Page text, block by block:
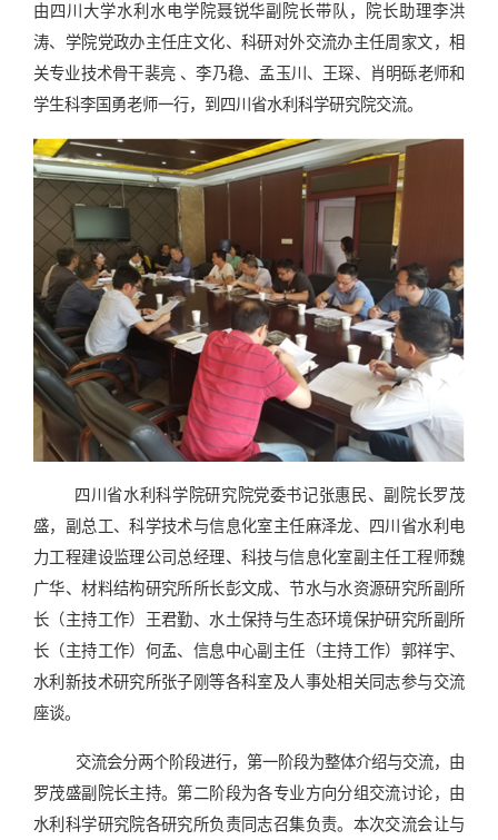
由 四川大学水利水电学院聂锐华副院长带队，院长助理李洪
涛、 学院党政办主任庄文化、科研对外交流办主任周家文，相
关专业技术骨干裴亮 、李乃稳、孟玉川、王琛、肖明砾老师和
学生科李国勇老师一行，到四川省水利科学研究院交流。
四川省水利科学院研究院党委书记张惠民、 副院长罗茂
盛，副总工、科学技术与信息化室主任麻泽龙、
四川省水利电
力工程建设监理公司总经理、科技与信息化室副主任工程师魏
广华、材料结构研究所所长彭文成、节水与水资源研究所副所
长（主持工作）王君勤、水土保持与生态环境保护研究所副所
长（主持工作）何孟、 信息中心副主任（主持工作）郭祥宇、
水利新技术研究所张子刚等各科室及人事处相关同志参与交流
座谈。
交流会分两个阶段进行，第一阶段为整体介绍与交流，由
罗茂盛副院长主持。第二阶段为各专业方向分组交流讨论，由
水利科学研究院各研究所负责同志召集负责。本次交流会让与